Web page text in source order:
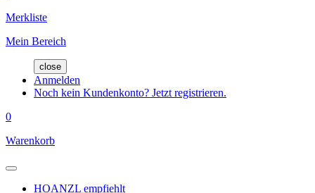
Merkliste
Mein Bereich
close
Anmelden
Noch kein Kundenkonto? Jetzt registrieren.
0
Warenkorb
HOANZL empfiehlt